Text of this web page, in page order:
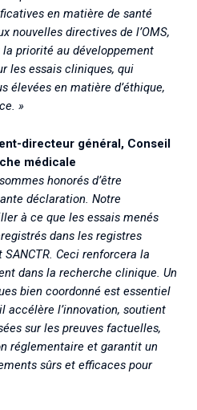
en matière de santé
nouvelles directives de l’OMS,
priorité au développement
les essais cliniques, qui
élevées en matière d’éthique,
»
directeur général, Conseil
médicale
honorés d’être
déclaration. Notre
à ce que les essais menés
dans les registres
SANCTR. Ceci renforcera la
dans la recherche clinique. Un
bien coordonné est essentiel
accélère l’innovation, soutient
sur les preuves factuelles,
réglementaire et garantit un
sûrs et efficaces pour